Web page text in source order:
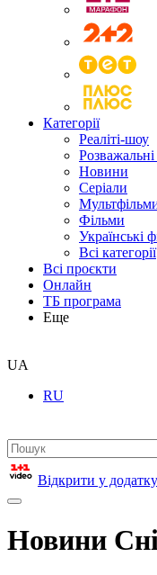
Категорії
Реаліті-шоу
Новини
Серіали
Фільми
Українські
Всі категорії
Всі проєкти
Онлайн
ТБ програма
Еще
UA
RU
Відкрити у додатку
Новини